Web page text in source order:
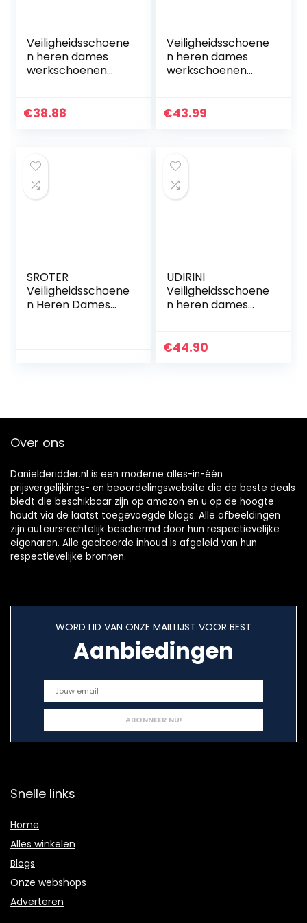
Veiligheidsschoene
n heren dames
werkschoenen
werkveiligheidssch
€38.88
Veiligheidsschoene
n heren dames
werkschoenen
werkveiligheidssch
€43.99
SROTER
Veiligheidsschoene
n Heren Dames
UDIRINI
Veiligheidsschoene
n heren dames
werkschoenen
€44.90
Over ons
Danielderidder.nl is een moderne alles-in-één
prijsvergelijkings- en beoordelingswebsite die de beste deals
biedt die beschikbaar zijn op amazon en u op de hoogte
houdt via de laatst toegevoegde blogs. Alle afbeeldingen
zijn auteursrechtelijk beschermd door hun respectievelijke
eigenaren. Alle geciteerde inhoud is afgeleid van hun
respectievelijke bronnen.
WORD LID VAN ONZE MAILLIJST VOOR BEST
Aanbiedingen
Snelle links
Home
Alles winkelen
Blogs
Onze webshops
Adverteren